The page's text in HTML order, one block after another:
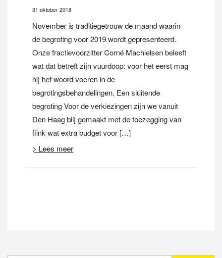
31 oktober 2018
November is traditiegetrouw de maand waarin
de begroting voor 2019 wordt gepresenteerd.
Onze fractievoorzitter Corné Machielsen beleeft
wat dat betreft zijn vuurdoop: voor het eerst mag
hij het woord voeren in de
begrotingsbehandelingen. Een sluitende
begroting Voor de verkiezingen zijn we vanuit
Den Haag blij gemaakt met de toezegging van
flink wat extra budget voor […]
> Lees meer